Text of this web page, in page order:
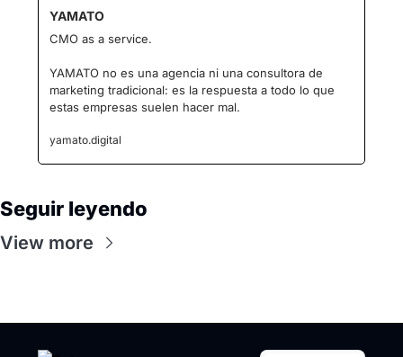
YAMATO
CMO as a service.
YAMATO no es una agencia ni una consultora de
marketing tradicional: es la respuesta a todo lo que
estas empresas suelen hacer mal.
yamato.digital
Seguir leyendo
View more